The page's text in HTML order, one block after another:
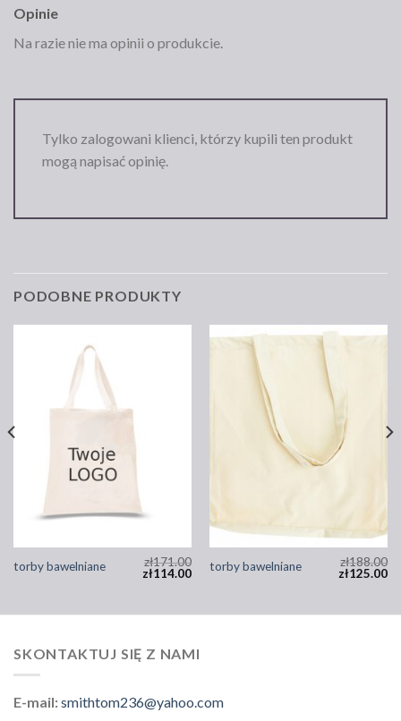
Opinie
Na razie nie ma opinii o produkcie.
Tylko zalogowani klienci, którzy kupili ten produkt
mogą napisać opinię.
PODOBNE PRODUKTY
torby bawelniane zł171.00
zł114.00 torby bawelniane zł188.00
zł125.00
SKONTAKTUJ SIĘ Z NAMI
E-mail:smithtom236@yahoo.com